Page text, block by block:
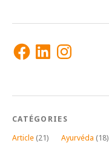
FacebookLinkedInInstagram
CATÉGORIES
Article (21) Ayurvéda (18)